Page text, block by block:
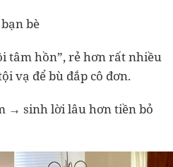
bè
tâm hồn”, rẻ hơn rất nhiều
vạ để bù đắp cô đơn.
→ sinh lời lâu hơn tiền bỏ